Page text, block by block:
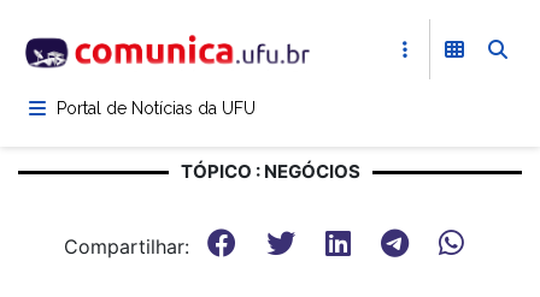
para
conteúdoPortal de Notícias da UFU
TÓPICO : NEGÓCIOS
Compartilhar: